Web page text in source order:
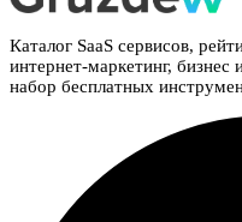
Каталог SaaS сервисов,
интернет-маркетинг, бизнес
набор бесплатных